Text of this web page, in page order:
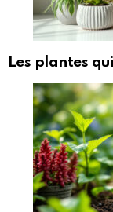
Les plantes